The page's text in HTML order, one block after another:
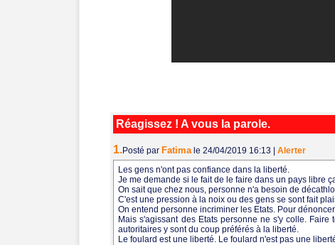
Réagissez ! A vous la parole.
1.Posté par Fatima le 24/04/2019 16:13
Alerter
Les gens n'ont pas confiance dans la liberté.
Je me demande si le fait de le faire dans un pays libre
On sait que chez nous, personne n'a besoin de
C'est une pression à la noix ou des gens se sont fait
On entend personne incriminer les Etats. Pour
Mais s'agissant des Etats personne ne s'y colle.
autoritaires y sont du coup préférés à la liberté.
Le foulard est une liberté. Le foulard n'est pas une